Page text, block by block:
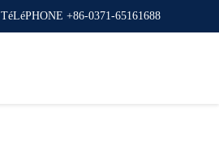
TéLéPHONE +86-0371-65161688